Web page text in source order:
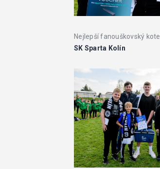
Nejlepší fanouškovský kotel
SK Sparta Kolín